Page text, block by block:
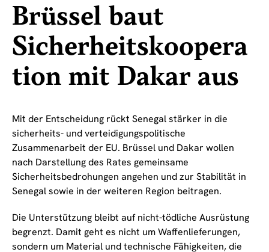
Brüssel baut
Sicherheitskoopera
tion mit Dakar aus
Mit der Entscheidung rückt Senegal stärker in die
sicherheits- und verteidigungspolitische
Zusammenarbeit der EU. Brüssel und Dakar wollen
nach Darstellung des Rates gemeinsame
Sicherheitsbedrohungen angehen und zur Stabilität in
Senegal sowie in der weiteren Region beitragen.
Die Unterstützung bleibt auf nicht-tödliche Ausrüstung
begrenzt. Damit geht es nicht um Waffenlieferungen,
sondern um Material und technische Fähigkeiten, die